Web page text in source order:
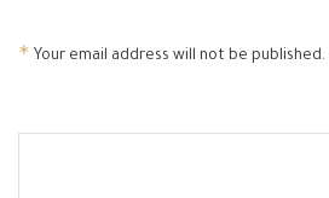
Your email address will not be published.
*